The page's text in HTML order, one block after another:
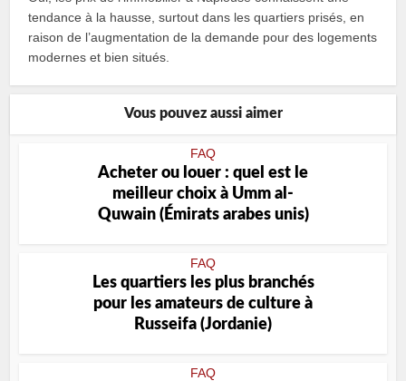
tendance à la hausse, surtout dans les quartiers prisés, en
raison de l’augmentation de la demande pour des logements
modernes et bien situés.
Vous pouvez aussi aimer
FAQ
Acheter ou louer : quel est le
meilleur choix à Umm al-
Quwain (Émirats arabes unis)
FAQ
Les quartiers les plus branchés
pour les amateurs de culture à
Russeifa (Jordanie)
FAQ